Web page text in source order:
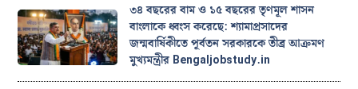
৩৪ বছরের বাম ও ১৫ বছরের তৃণমূল শাসন
বাংলাকে ধ্বংস করেছে: শ্যামাপ্রসাদের
জন্মবার্ষিকীতে পূর্বতন সরকারকে তীব্র আক্রমণ
মুখ্যমন্ত্রীর Bengaljobstudy.in